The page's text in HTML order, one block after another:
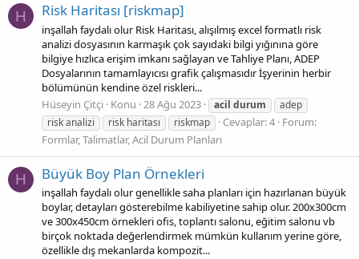
H Risk Haritası [riskmap]
inşallah faydalı olur Risk Haritası, alışılmış excel formatlı risk
analizi dosyasının karmaşık çok sayıdaki bilgi yığınına göre
bilgiye hızlıca erişim imkanı sağlayan ve Tahliye Planı, ADEP
Dosyalarının tamamlayıcısı grafik çalışmasıdır İşyerinin herbir
bölümünün kendine özel riskleri...
Hüseyin Çitçi Konu 28 Ağu 2023 acil durum
adep
risk analizi
risk haritası riskmap Cevaplar: 4 Forum:
Formlar, Talimatlar, Acil Durum Planları
H Büyük Boy Plan Örnekleri
inşallah faydalı olur genellikle saha planları için hazırlanan büyük
boylar, detayları gösterebilme kabiliyetine sahip olur. 200x300cm
ve 300x450cm örnekleri ofis, toplantı salonu, eğitim salonu vb
birçok noktada değerlendirmek mümkün kullanım yerine göre,
özellikle dış mekanlarda kompozit...